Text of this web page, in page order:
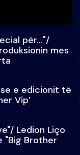
për…"/
mes
e edicionit të
Vip’
Ledion Liço
"Big Brother